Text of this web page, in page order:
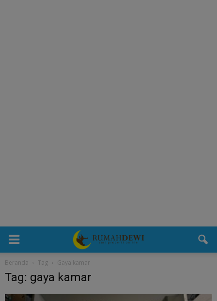
Beranda Tag Gaya kamar
Tag: gaya kamar